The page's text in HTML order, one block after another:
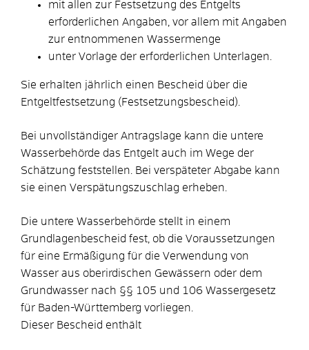
mit allen zur Festsetzung des Entgelts
erforderlichen Angaben, vor allem mit Angaben
zur entnommenen Wassermenge
unter Vorlage der erforderlichen Unterlagen.
Sie erhalten jährlich einen Bescheid über die
Entgeltfestsetzung (Festsetzungsbescheid).
Bei unvollständiger Antragslage kann die untere
Wasserbehörde das Entgelt auch im Wege der
Schätzung feststellen. Bei verspäteter Abgabe kann
sie einen Verspätungszuschlag erheben.
Die untere Wasserbehörde stellt in einem
Grundlagenbescheid fest, ob die Voraussetzungen
für eine Ermäßigung für die Verwendung von
Wasser aus oberirdischen Gewässern oder dem
Grundwasser nach §§ 105 und 106 Wassergesetz
für Baden-Württemberg vorliegen.
Dieser Bescheid enthält